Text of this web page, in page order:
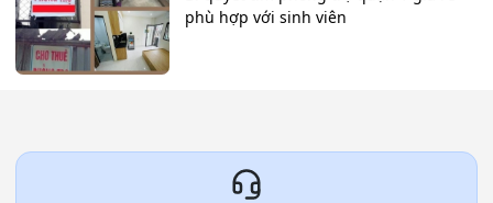
phù hợp với sinh viên